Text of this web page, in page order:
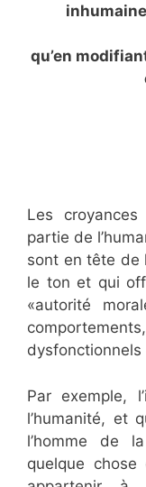
qu’en
Les
partie de
sont en tête de
le ton et qui
«autorité
Par exemple,
l’humanité, et
l’homme de
quelque